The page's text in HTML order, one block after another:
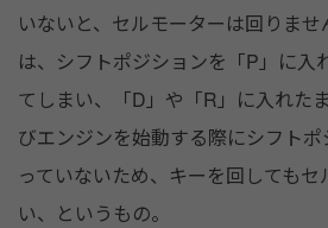
いないと、セルモーターは回りま
は、シフトポジションを「P」に入
てしまい、「D」や「R」に入れた
びエンジンを始動する際にシフト
っていないため、キーを回しても
い、というもの。